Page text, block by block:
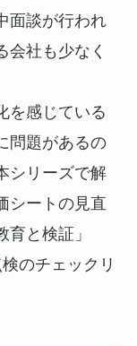
面談が行われ
会社も少なく
を感じている
問題があるの
シリーズで解
シートの見直
と検証」
のチェックリ